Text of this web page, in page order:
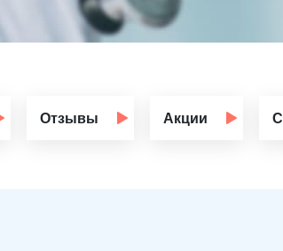
Отзывы Акции